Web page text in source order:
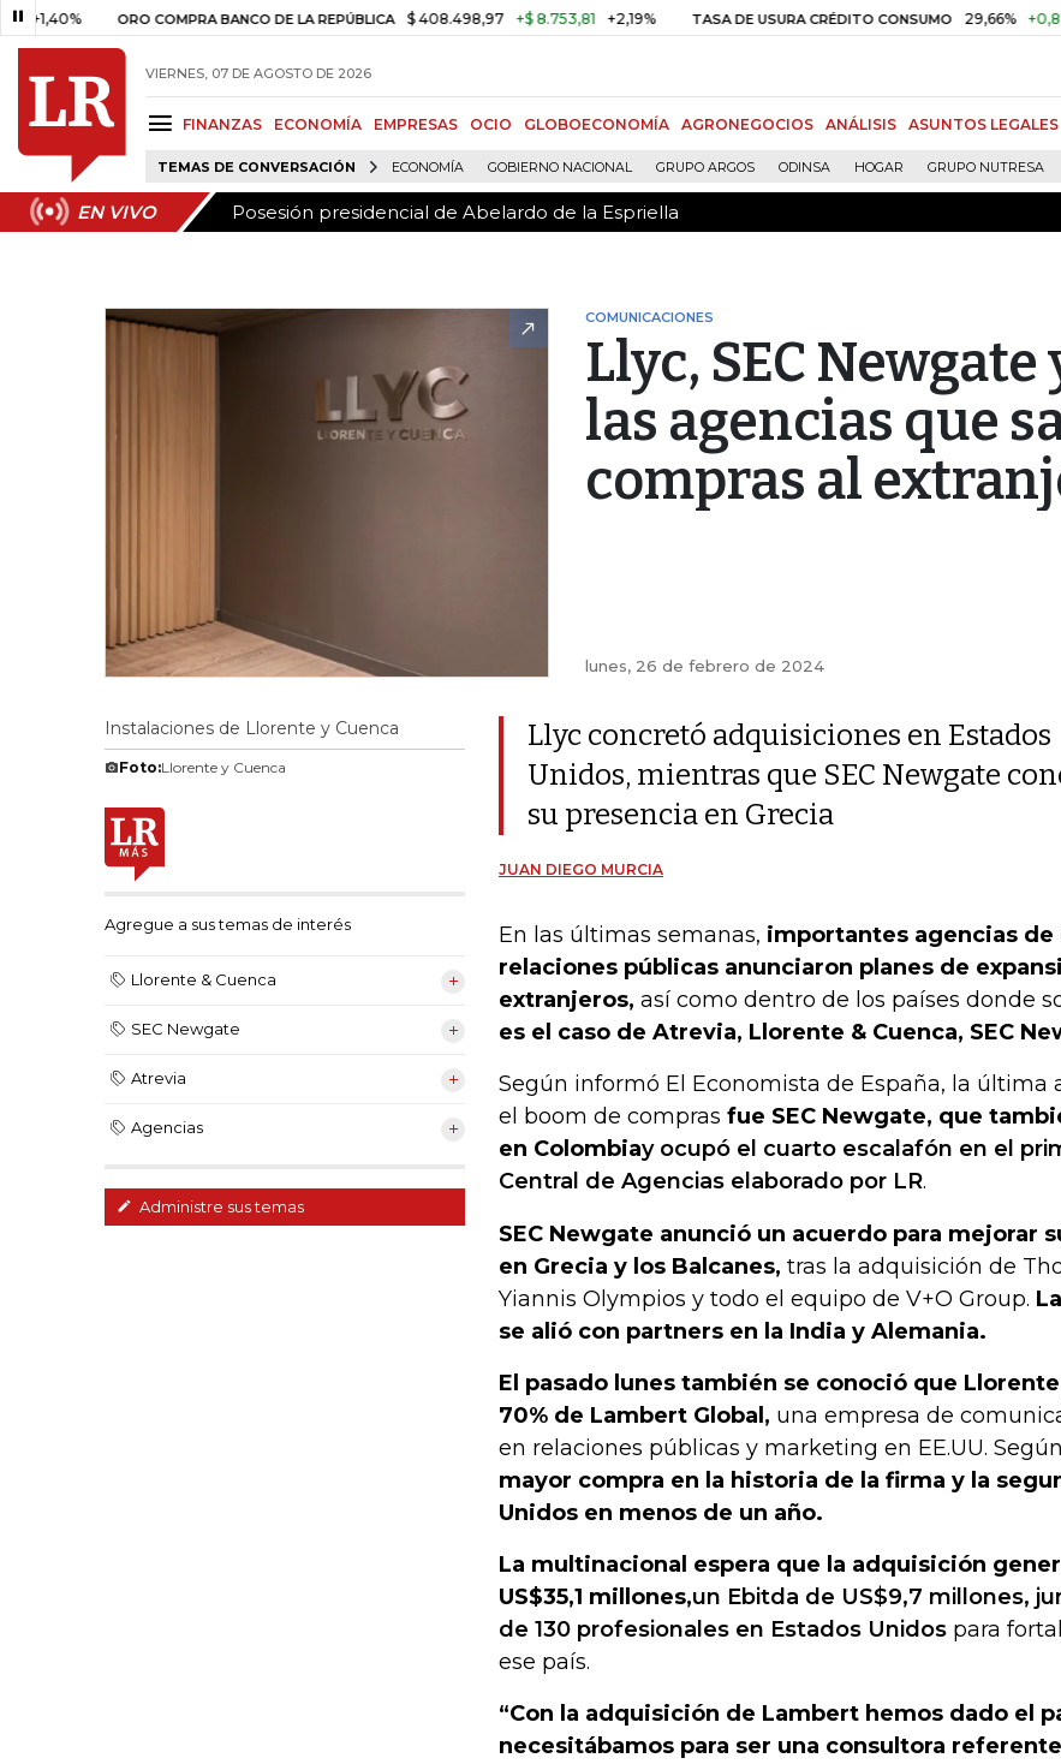
ORO COMPRA BANCO DE LA REPÚBLICA $ 408.498,97 +$ 8.753,81 +2,19% TASA DE USURA CRÉDITO CONSUMO 29,66% +0,87%
VIERNES, 07 DE AGOSTO DE 2026
FINANZAS ECONOMÍA EMPRESAS OCIO GLOBOECONOMÍA AGRONEGOCIOS ANÁLISIS ASUNTOS LEGALES
TEMAS DE CONVERSACIÓN ECONOMÍA GOBIERNO NACIONAL GRUPO ARGOS ODINSA HOGAR GRUPO NUTRESA
EN VIVO Posesión presidencial de Abelardo de la Espriella
EN VIVO Posesión presidencial de Abelardo de la Espriella
COMUNICACIONES
Llyc, SEC
las agencias que
compras al
lunes, 26 de febrero de 2024
Instalaciones de Llorente y Cuenca
Foto:Llorente y Cuenca
Agregue a sus temas de interés
Llorente & Cuenca
SEC Newgate
Atrevia
Agencias
Administre sus temas
Llyc concretó adquisiciones en Estados
Unidos, mientras que SEC Newgate
su presencia en Grecia
JUAN DIEGO MURCIA
En las últimas semanas, importantes agencias
relaciones públicas anunciaron planes de
extranjeros, así como dentro de los países donde
es el caso de Atrevia, Llorente & Cuenca, SEC
Según informó El Economista de España, la última
el boom de compras fue SEC Newgate, que
en Colombiay ocupó el cuarto escalafón en el
Central de Agencias elaborado por LR.
SEC Newgate anunció un acuerdo para mejorar
en Grecia y los Balcanes, tras la adquisición de
Yiannis Olympios y todo el equipo de V+O Group.
se alió con partners en la India y Alemania.
El pasado lunes también se conoció que
70% de Lambert Global, una empresa de
en relaciones públicas y marketing en EE.UU.
mayor compra en la historia de la firma y la
Unidos en menos de un año.
La multinacional espera que la adquisición
US$35,1 millones,un Ebitda de US$9,7 millones,
de 130 profesionales en Estados Unidos para
ese país.
“Con la adquisición de Lambert hemos dado el
necesitábamos para ser una consultora